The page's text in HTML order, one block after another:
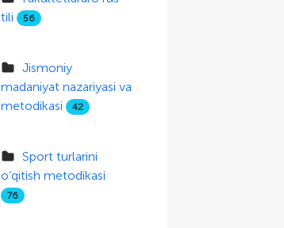
tili
56
Jismoniy
madaniyat nazariyasi va
metodikasi
42
Sport turlarini
o‘qitish metodikasi
76